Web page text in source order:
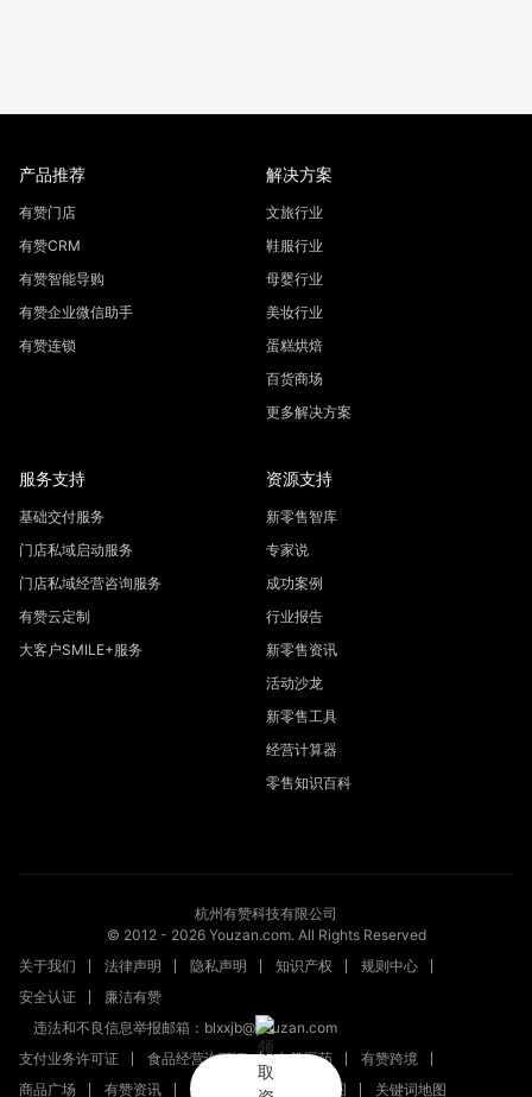
产品推荐
有赞门店
有赞CRM
有赞智能导购
有赞企业微信助手
有赞连锁
解决方案
文旅行业
鞋服行业
母婴行业
美妆行业
蛋糕烘焙
百货商场
更多解决方案
服务支持
基础交付服务
门店私域启动服务
门店私域经营咨询服务
有赞云定制
大客户SMILE+服务
资源支持
新零售智库
专家说
成功案例
行业报告
新零售资讯
活动沙龙
新零售工具
经营计算器
零售知识百科
杭州有赞科技有限公司
© 2012 - 2026Youzan.com. All Rights Reserved
关于我们
法律声明 隐私声明 知识产权
规则中心
安全认证
廉洁有赞
违法和不良信息举报邮箱：blxxjb@youzan.com
支付业务许可证
食品经营许可证 有赞医药
有赞跨境
商品广场
有赞资讯 新零售文章 站点地图 关键词地图